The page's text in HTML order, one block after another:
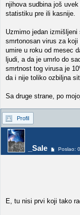
njihova sudbina još
statistiku pre ili kasnije.
Uzmimo jedan
smrtonosan virus za
umire u roku od mesec
ljudi, a da je umrlo do
smrtnost tog virusa je
da i nije toliko ozbiljna
Sa druge strane, po
Profil
_Sale Poslao:
E, tu nisi prvi koji tako